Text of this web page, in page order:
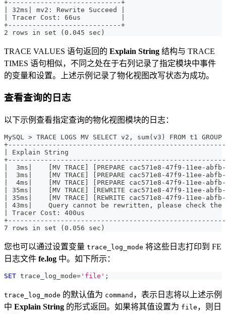
+----------------------------+
| 32ms| mv2: Rewrite Succeed |
| Tracer Cost: 66us          |
+----------------------------+
2 rows in set (0.045 sec)
TRACE VALUES 语句返回的 Explain String 结构与 TRACE
TIMES 语句相似，不同之处在于右列记录了指定模块中事件
的变量和设置。上述示例记录了物化视图改写状态为成功。
查看查询的日志
以下示例查看指定查询的物化视图模块的日志：
MySQL > TRACE LOGS MV SELECT v2, sum(v3) FROM t1
| Explain String
|  3ms|    [MV TRACE] [PREPARE cac571e8-
|  3ms|    [MV TRACE] [PREPARE cac571e8-47f9-
|  4ms|    [MV TRACE] [PREPARE cac571e8-47f9-
| 35ms|    [MV TRACE] [REWRITE cac571e8-47f9-11ee-
| 35ms|    [MV TRACE] [REWRITE cac571e8-47f9-
| 43ms|    Query cannot be rewritten, please
| Tracer Cost: 400us
7 rows in set (0.056 sec)
您也可以通过设置变量 trace_log_mode 将这些日志打印到 FE
日志文件 fe.log 中。如下所示：
SET trace_log_mode= 'file' ;
trace_log_mode 的默认值为 command ，表示日志将以上述示例
中 Explain String 的形式返回。如果将其值设置为 file ，则日